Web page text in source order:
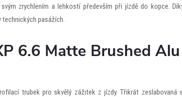
zrychlením a lehkostí především při jízdě do kopce.
pasážích.
6.6 Matte Brushed
trubek pro skvělý zážitek z jízdy. Třikrát zeslabovaná